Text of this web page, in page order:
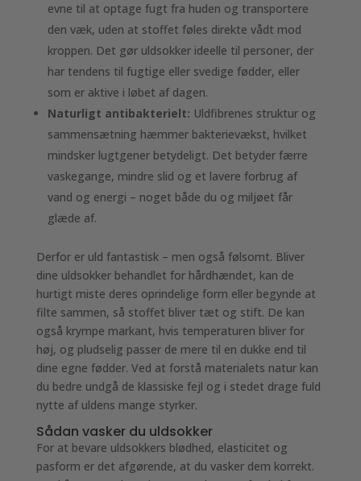
evne til at optage fugt fra huden og transportere
den væk, uden at stoffet føles direkte vådt mod
kroppen. Det gør uldsokker ideelle til personer, der
har tendens til fugtige eller svedige fødder, eller
som er aktive i løbet af dagen.
Naturligt antibakterielt: Uldfibrenes struktur og
sammensætning hæmmer bakterievækst, hvilket
mindsker lugtgener betydeligt. Det betyder færre
vaskegange, mindre slid og et lavere forbrug af
vand og energi – noget både du og miljøet får
glæde af.
Derfor er uld fantastisk – men også følsomt. Bliver
dine uldsokker behandlet for hårdhændet, kan de
hurtigt miste deres oprindelige form eller begynde at
filte sammen, så stoffet bliver tæt og stift. De kan
også krympe markant, hvis temperaturen bliver for
høj, og pludselig passer de mere til en dukke end til
dine egne fødder. Ved at forstå materialets natur kan
du bedre undgå de klassiske fejl og i stedet drage fuld
nytte af uldens mange styrker.
Sådan vasker du uldsokker
For at bevare uldsokkers blødhed, elasticitet og
pasform er det afgørende, at du vasker dem korrekt.